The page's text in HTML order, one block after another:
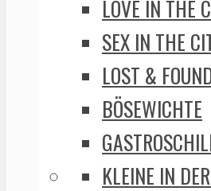
LOVE IN THE
SEX IN THE
LOST &
BÖSEWICHTE
KLEINE IN